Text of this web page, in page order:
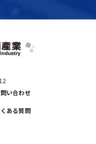
い合わせ
ある質問